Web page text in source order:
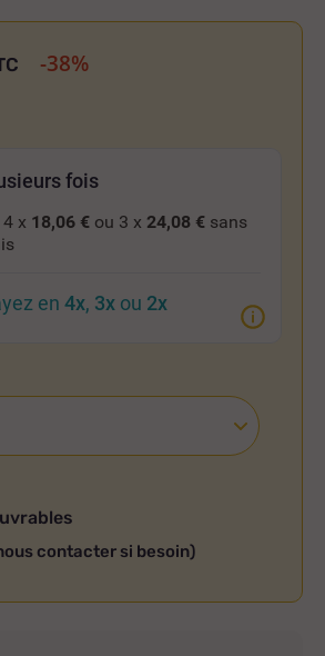
-38%
fois
4 x 18,06 € ou 3 x 24,08 € sans
en 4x, 3x ou 2x
contacter si besoin)